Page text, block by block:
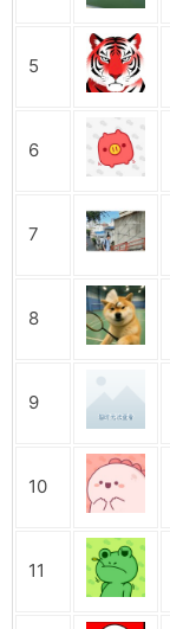
5
6
7
8
9
10
11